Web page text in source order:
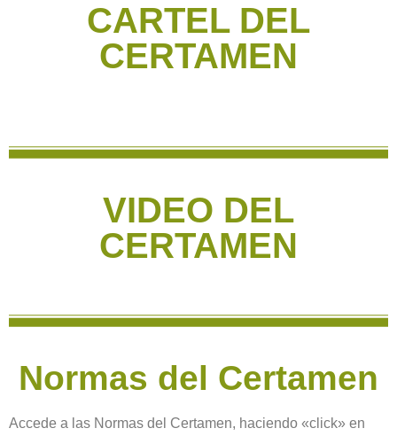
CARTEL DEL
CERTAMEN
VIDEO DEL
CERTAMEN
Normas del Certamen
Accede a las Normas del Certamen, haciendo «click» en